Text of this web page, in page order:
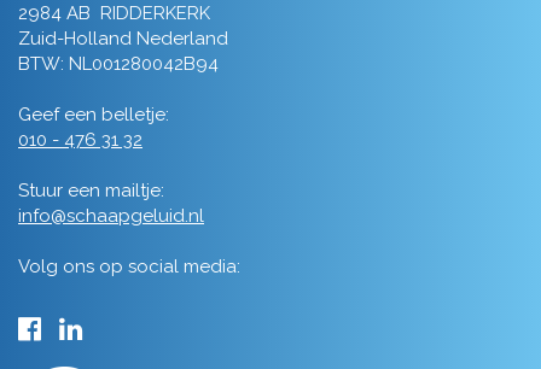
2984 AB RIDDERKERK
Zuid-Holland Nederland
BTW: NL001280042B94
Geef een belletje:
010 - 476 31 32
Stuur een mailtje:
info@schaapgeluid.nl
Volg ons op social media: